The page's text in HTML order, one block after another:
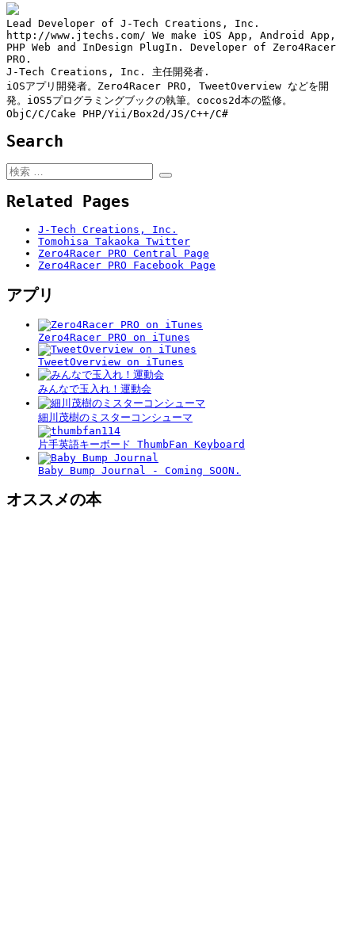
ゲ
ー
シ
ョ
ン
Lead Developer of J-Tech Creations, Inc.
http://www.jtechs.com/ We make iOS App, Android App,
PHP Web and InDesign PlugIn. Developer of Zero4Racer
PRO.
J-Tech Creations, Inc. 主任開発者.
iOSアプリ開発者。Zero4Racer PRO, TweetOverview などを開
発。iOS5プログラミングブックの執筆。cocos2d本の監修。
ObjC/C/Cake PHP/Yii/Box2d/JS/C++/C#
Search
検
索:
検
Related Pages
J-Tech Creations, Inc.
Tomohisa Takaoka Twitter
Zero4Racer PRO Central Page
Zero4Racer PRO Facebook Page
アプリ
Zero4Racer PRO on iTunes
TweetOverview on iTunes
みんなで玉入れ！運動会
細川茂樹のミスターコンシューマ
片手英語キーボード ThumbFan Keyboard
Baby Bump Journal - Coming SOON.
オススメの本